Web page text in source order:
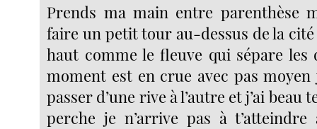
Prends ma main entre parenthèse
faire un petit tour au-dessus de la
haut comme le fleuve qui sépare les
moment est en crue avec pas moyen
passer d’une rive à l’autre et j’ai beau
perche je n’arrive pas à t’atteindre